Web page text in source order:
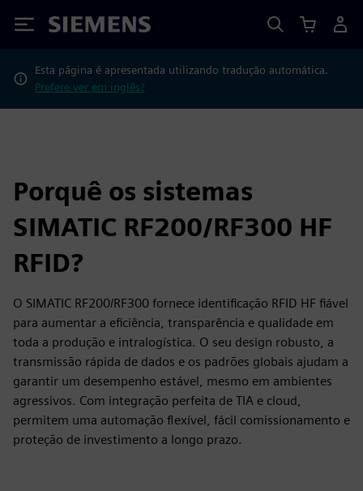
Siemens
Esta página é apresentada utilizando tradução automática.
Prefere ver em inglês?
Porquê os sistemas
SIMATIC RF200/RF300 HF
RFID?
O SIMATIC RF200/RF300 fornece identificação RFID HF fiável
para aumentar a eficiência, transparência e qualidade em
toda a produção e intralogística. O seu design robusto, a
transmissão rápida de dados e os padrões globais ajudam a
garantir um desempenho estável, mesmo em ambientes
agressivos. Com integração perfeita de TIA e cloud,
permitem uma automação flexível, fácil comissionamento e
proteção de investimento a longo prazo.